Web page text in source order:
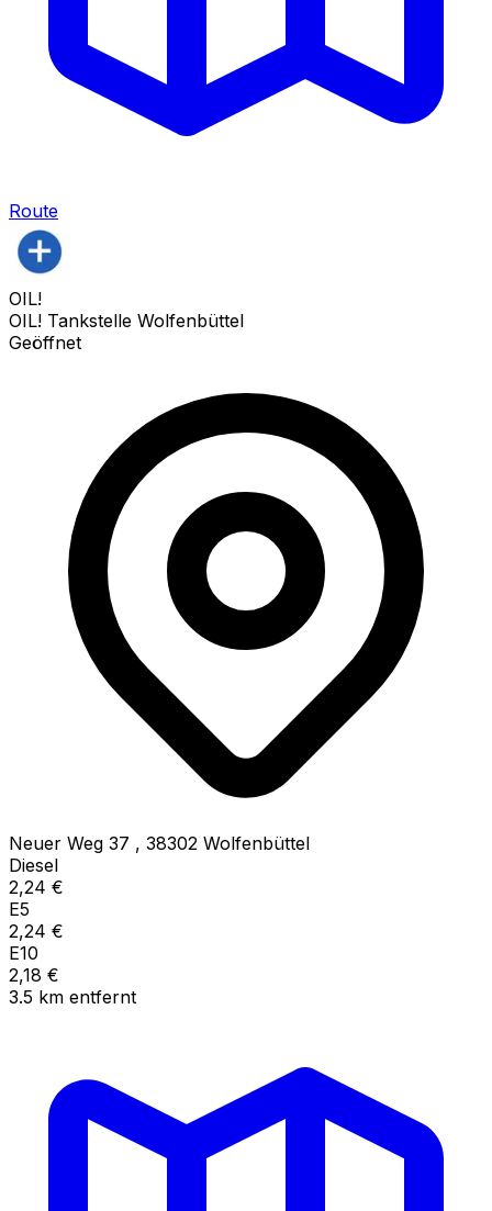
Route
OIL!
OIL! Tankstelle Wolfenbüttel
Geöffnet
Neuer Weg 37 , 38302 Wolfenbüttel
Diesel
2,24 €
E5
2,24 €
E10
2,18 €
3.5 km entfernt